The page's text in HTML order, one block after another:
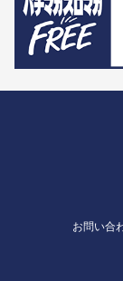
お問い合